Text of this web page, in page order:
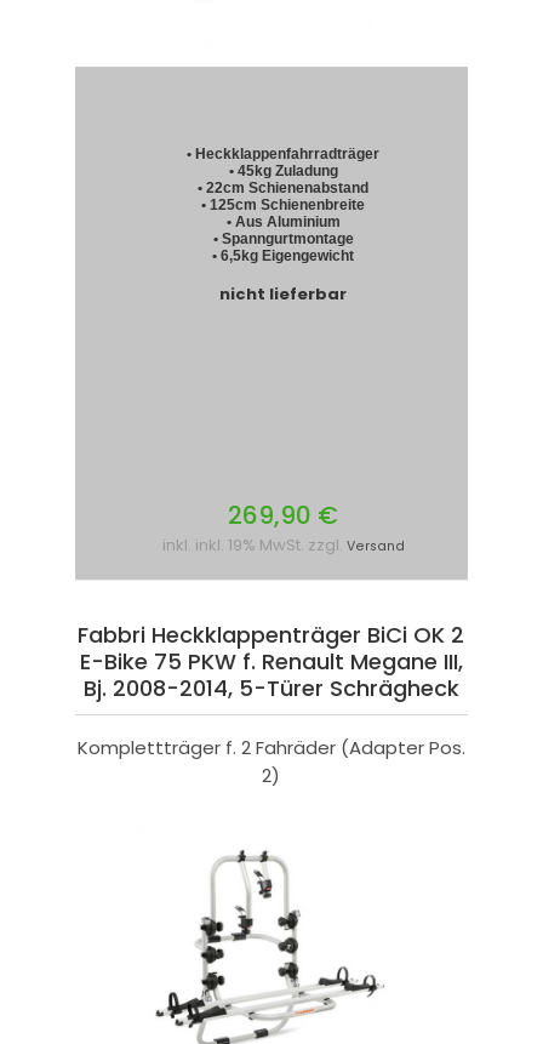
• Heckklappenfahrradträger
• 45kg Zuladung
• 22cm Schienenabstand
• 125cm Schienenbreite
• Aus Aluminium
• Spanngurtmontage
• 6,5kg Eigengewicht
nicht lieferbar
269,90 €
inkl. inkl. 19% MwSt. zzgl. Versand
Fabbri Heckklappenträger BiCi OK 2
E-Bike 75 PKW f. Renault Megane III,
Bj. 2008-2014, 5-Türer Schrägheck
Komplettträger f. 2 Fahräder (Adapter Pos.
2)